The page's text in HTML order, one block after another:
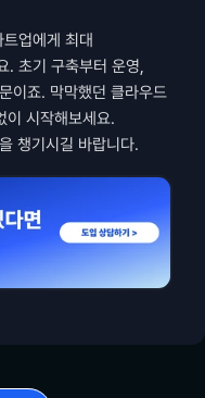
업에게 최대
. 초기 구축부터 운영,
이죠. 막막했던 클라우드
이 시작해보세요.
챙기시길 바랍니다.